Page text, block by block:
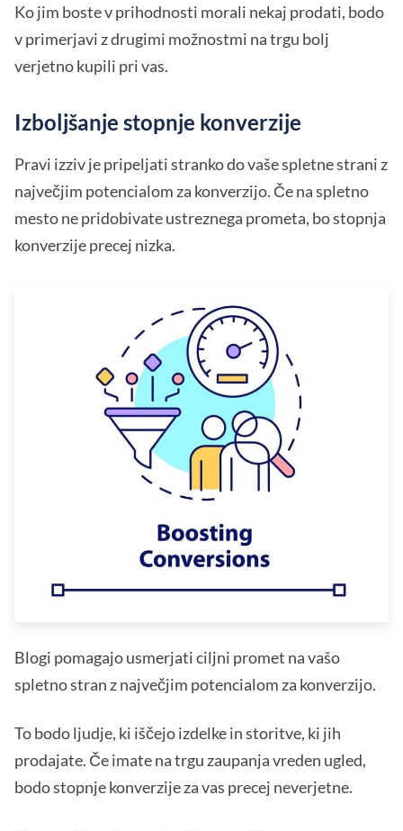
Ko jim boste v prihodnosti morali nekaj prodati, bodo
v primerjavi z drugimi možnostmi na trgu bolj
verjetno kupili pri vas.
Izboljšanje stopnje konverzije
Pravi izziv je pripeljati stranko do vaše spletne strani z
največjim potencialom za konverzijo. Če na spletno
mesto ne pridobivate ustreznega prometa, bo stopnja
konverzije precej nizka.
Blogi pomagajo usmerjati ciljni promet na vašo
spletno stran z največjim potencialom za konverzijo.
To bodo ljudje, ki iščejo izdelke in storitve, ki jih
prodajate. Če imate na trgu zaupanja vreden ugled,
bodo stopnje konverzije za vas precej neverjetne.